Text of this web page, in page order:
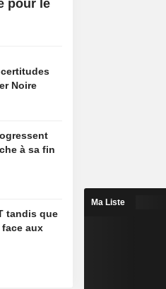
pour le
Noire
à sa fin
tandis que
aux
Ma Liste